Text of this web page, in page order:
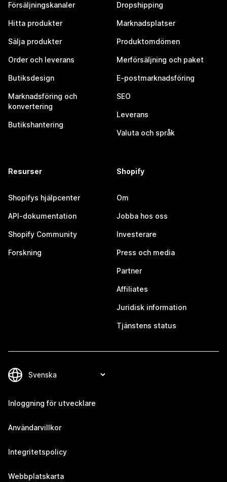
Försäljningskanaler
Hitta produkter
Sälja produkter
Order och leverans
Butiksdesign
Marknadsföring och
konvertering
Butikshantering
Dropshipping
Marknadsplatser
Produktomdömen
Merförsäljning och paket
E-postmarknadsföring
SEO
Leverans
Valuta och språk
Resurser
Shopifys hjälpcenter
API-dokumentation
Shopify Community
Forskning
Shopify
Om
Jobba hos oss
Investerare
Press och media
Partner
Affiliates
Juridisk information
Tjänstens status
Inloggning för utvecklare
Användarvillkor
Integritetspolicy
Webbplatskarta